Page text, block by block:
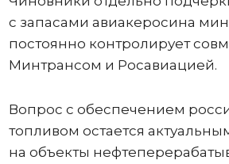
с запасами авиакеросина
постоянно контролирует
Минтрансом и Росавиацией.
Вопрос с обеспечением
топливом остается
на объекты